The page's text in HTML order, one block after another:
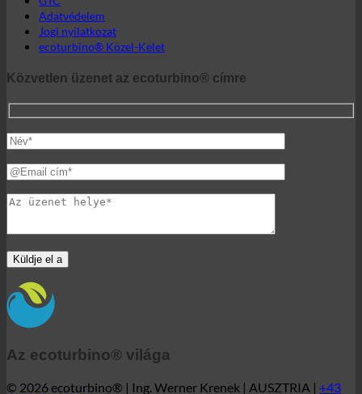
Kapcsolat
GTC
Adatvédelem
ecoturbino® Közel-Kelet
Közvetlen üzenet az ecoturbino® címre
Az ecoturbino® világa